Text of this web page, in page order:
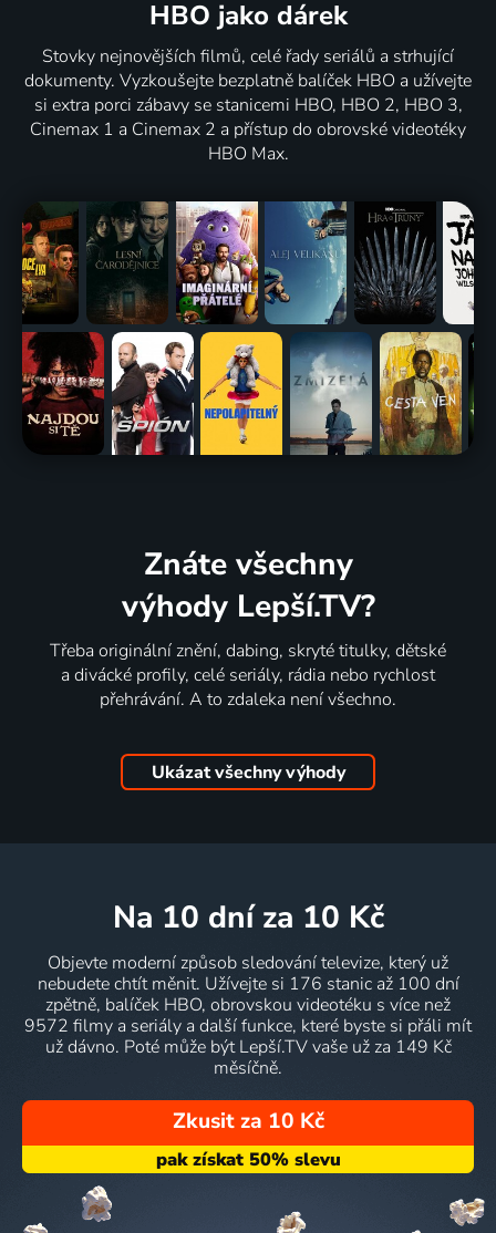
HBO jako dárek
Stovky nejnovějších filmů, celé řady seriálů a strhující
dokumenty. Vyzkoušejte bezplatně balíček HBO a užívejte
si extra porci zábavy se stanicemi HBO, HBO 2, HBO 3,
Cinemax 1 a Cinemax 2 a přístup do obrovské videotéky
HBO Max.
Znáte všechny
výhody Lepší.TV?
Třeba originální znění, dabing, skryté titulky, dětské
a divácké profily, celé seriály, rádia nebo rychlost
přehrávání. A to zdaleka není všechno.
Ukázat všechny výhody
na 10 dní za 10 Kč
Objevte moderní způsob sledování televize, který už
nebudete chtít měnit. Užívejte si 176 stanic až 100 dní
zpětně, balíček HBO, obrovskou videotéku s více než
9572 filmy a seriály a další funkce, které byste si přáli mít
už dávno. Poté může být Lepší.TV vaše už za 149 Kč
měsíčně.
Zkusit za 10 Kč